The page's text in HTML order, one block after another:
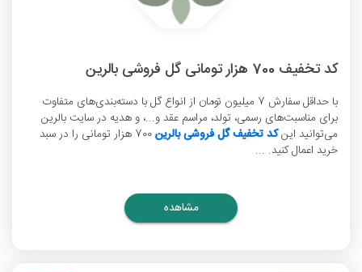
کد تخفیف 700 هزار تومانی گل فروشی بالرین
با حداقل سفارش 7 میلیون تومان از انواع گل با دسته‌بندی‌های متفاوت
برای مناسبت‌های رسمی، تولد، مراسم عقد و...، و هدیه در سایت بالرین
می‌توانید اینکد تخفیف گل فروشی بالرین
700 هزار تومانی را در سبد
خرید اعمال کنید. ...
مشاهده